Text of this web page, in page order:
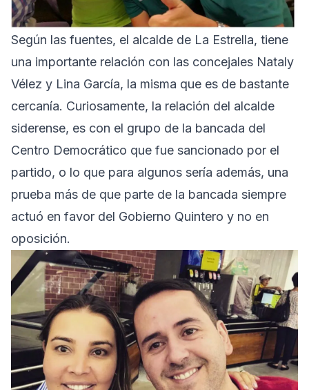
Según las fuentes, el alcalde de La Estrella, tiene
una importante relación con las concejales Nataly
Vélez y Lina García, la misma que es de bastante
cercanía. Curiosamente, la relación del alcalde
siderense, es con el grupo de la bancada del
Centro Democrático que fue sancionado por el
partido, o lo que para algunos sería además, una
prueba más de que parte de la bancada siempre
actuó en favor del Gobierno Quintero y no en
oposición.